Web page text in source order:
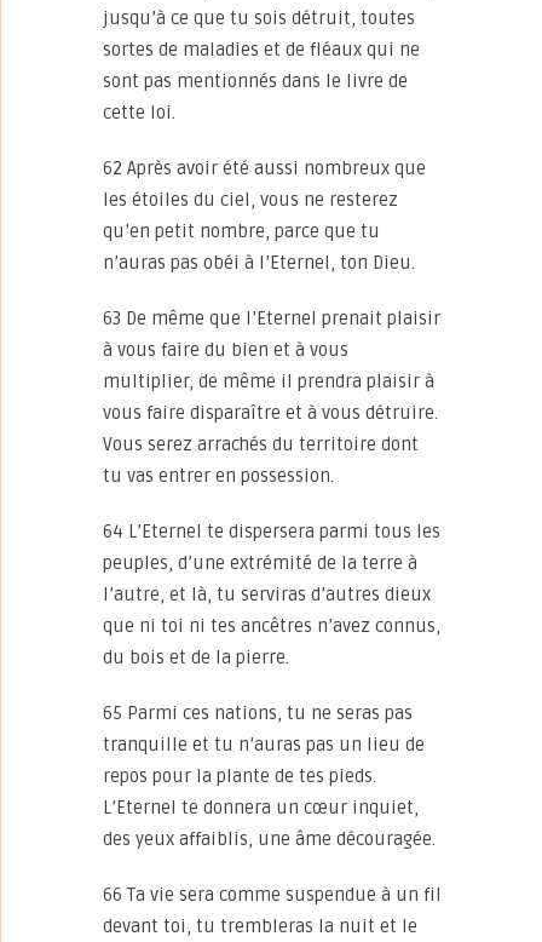
jusqu’à ce que tu sois détruit, toutes
sortes de maladies et de fléaux qui ne
sont pas mentionnés dans le livre de
cette loi.
62 Après avoir été aussi nombreux que
les étoiles du ciel, vous ne resterez
qu’en petit nombre, parce que tu
n’auras pas obéi à l’Eternel, ton Dieu.
63 De même que l’Eternel prenait plaisir
à vous faire du bien et à vous
multiplier, de même il prendra plaisir à
vous faire disparaître et à vous détruire.
Vous serez arrachés du territoire dont
tu vas entrer en possession.
64 L’Eternel te dispersera parmi tous les
peuples, d’une extrémité de la terre à
l’autre, et là, tu serviras d’autres dieux
que ni toi ni tes ancêtres n’avez connus,
du bois et de la pierre.
65 Parmi ces nations, tu ne seras pas
tranquille et tu n’auras pas un lieu de
repos pour la plante de tes pieds.
L’Eternel te donnera un cœur inquiet,
des yeux affaiblis, une âme découragée.
66 Ta vie sera comme suspendue à un fil
devant toi, tu trembleras la nuit et le